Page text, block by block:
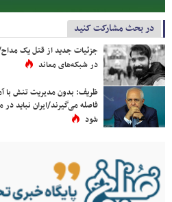
در بحث مشارکت کنید
جزئیات جدید از قتل یک
در شبکه‌های معاند
ظریف: بدون مدیریت تنش با
فاصله می‌گیرند/ایران نباید
شود